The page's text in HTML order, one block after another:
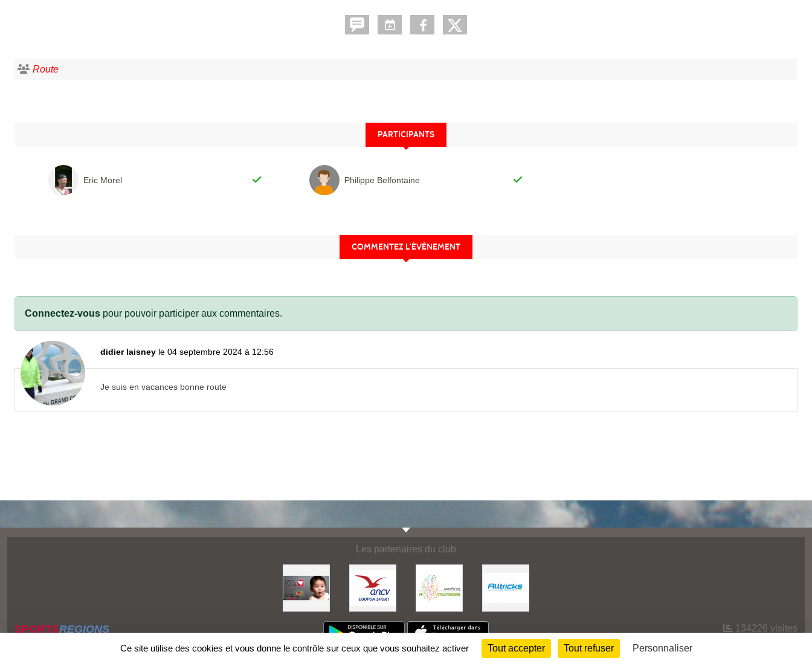
Route
PARTICIPANTS
Eric Morel Philippe Belfontaine
COMMENTEZ L’ÉVÈNEMENT
Connectez-vous pour pouvoir participer aux commentaires.
didier laisney le 04 septembre 2024 à 12:56
Je suis en vacances bonne route
Les partenaires du club
SPORTSREGIONS 134226 visites
Ce site utilise des cookies et vous donne le contrôle sur ceux que vous souhaitez activer Tout accepter Tout refuser Personnaliser